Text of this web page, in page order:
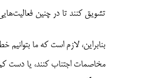
تشویق کنند تا در چنین
بنابراین، لازم است که ما
مخاصمات اجتناب کنند، یا دست